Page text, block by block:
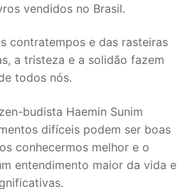
vendidos no Brasil.
contratempos e das rasteiras
a tristeza e a solidão fazem
todos nós.
budista Haemin Sunim
difíceis podem ser boas
conhecermos melhor e o
entendimento maior da vida e